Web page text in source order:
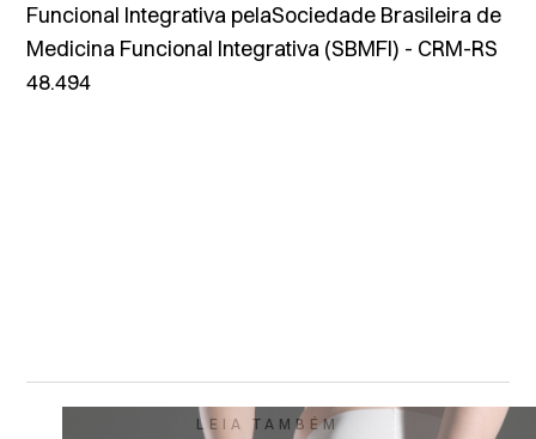
Funcional Integrativa pelaSociedade Brasileira de
Medicina Funcional Integrativa (SBMFI) - CRM-RS
48.494
LEIA TAMBÉM